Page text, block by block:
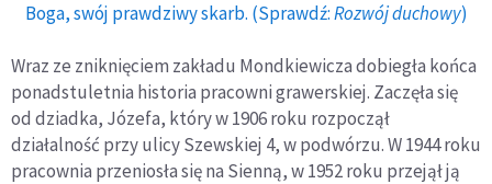
Boga, swój prawdziwy skarb. (Sprawdź:Rozwój duchowy)
Wraz ze zniknięciem zakładu Mondkiewicza dobiegła końca
ponadstuletnia historia pracowni grawerskiej. Zaczęła się
od dziadka, Józefa, który w 1906 roku rozpoczął
działalność przy ulicy Szewskiej 4, w podwórzu. W 1944 roku
pracownia przeniosła się na Sienną, w 1952 roku przejął ją